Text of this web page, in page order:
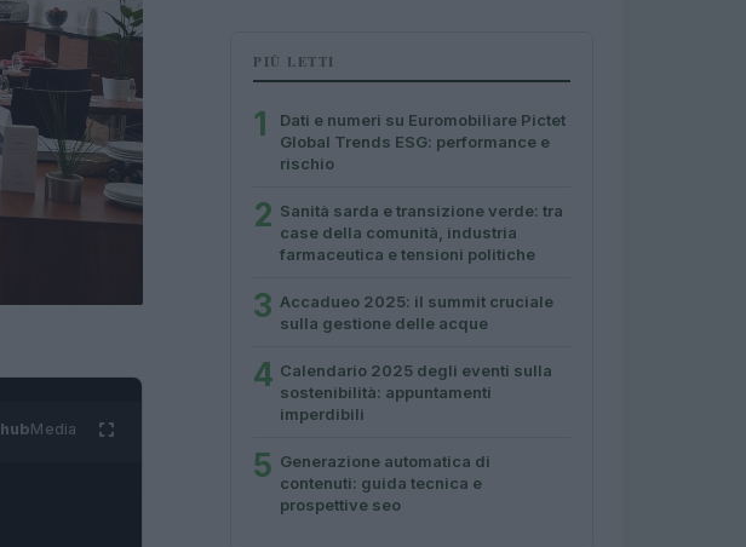
hubMedia
PIÙ LETTI
1
Dati e numeri su Euromobiliare Pictet
Global Trends ESG: performance e
rischio
2 Sanità sarda e transizione verde: tra
case della comunità, industria
farmaceutica e tensioni politiche
3 Accadueo 2025: il summit cruciale
sulla gestione delle acque
4 Calendario 2025 degli eventi sulla
sostenibilità: appuntamenti
imperdibili
5 Generazione automatica di
contenuti: guida tecnica e
prospettive seo